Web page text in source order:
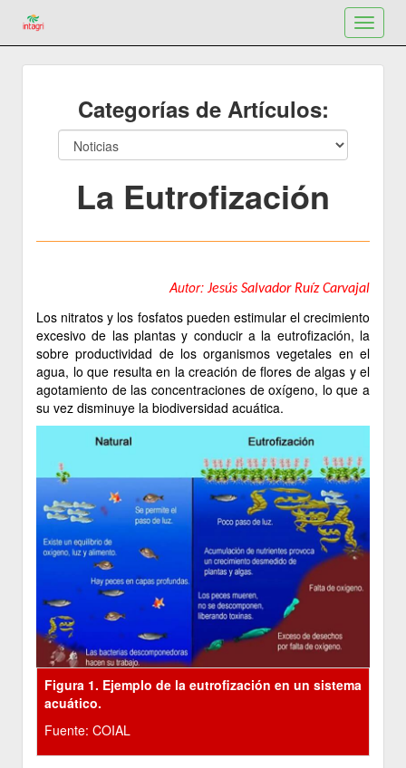
Toggle
Categorías de Artículos:
La Eutrofización
Autor: Jesús Salvador Ruíz Carvajal
Los nitratos y los fosfatos pueden estimular el crecimiento
excesivo de las plantas y conducir a la eutrofización, la
sobre productividad de los organismos vegetales en el
agua, lo que resulta en la creación de flores de algas y el
agotamiento de las concentraciones de oxígeno, lo que a
su vez disminuye la biodiversidad acuática.
Figura 1. Ejemplo de la eutrofización en un sistema
acuático.
Fuente: COIAL